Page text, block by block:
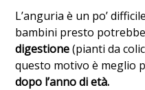
L’anguria è un po’
bambini presto
digestione(pianti da
questo motivo è meglio
dopo l’anno di età.